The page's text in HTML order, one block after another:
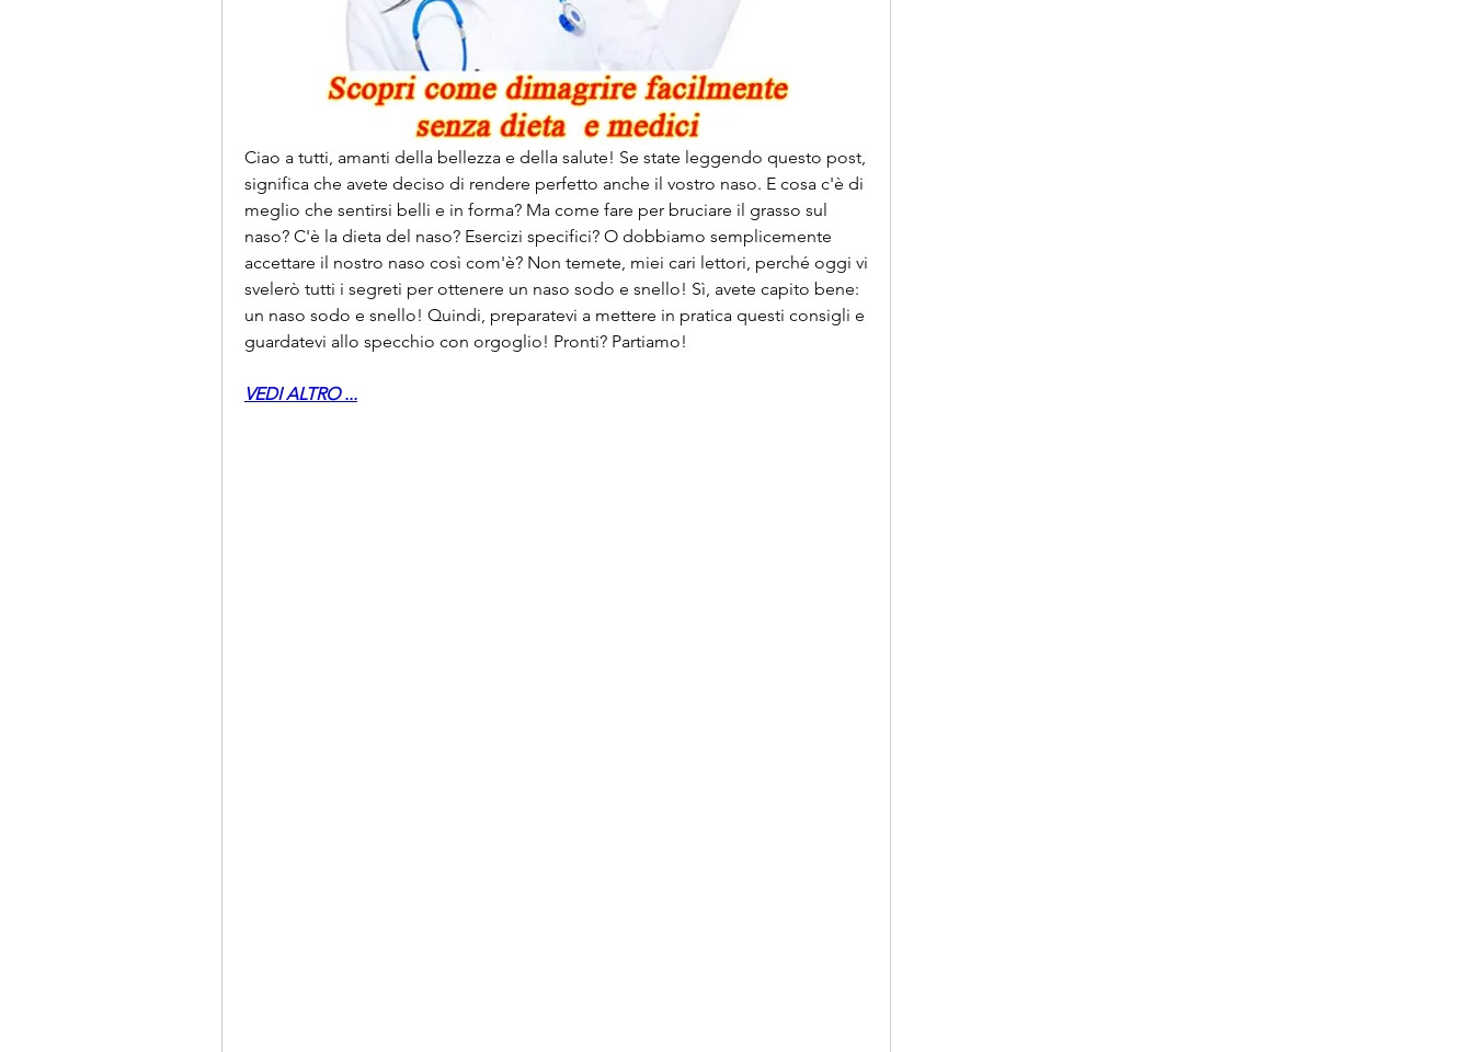
Ciao a tutti, amanti della bellezza e della salute! Se state leggendo questo post,
significa che avete deciso di rendere perfetto anche il vostro naso. E cosa c'è di
meglio che sentirsi belli e in forma? Ma come fare per bruciare il grasso sul
naso? C'è la dieta del naso? Esercizi specifici? O dobbiamo semplicemente
accettare il nostro naso così com'è? Non temete, miei cari lettori, perché oggi vi
svelerò tutti i segreti per ottenere un naso sodo e snello! Sì, avete capito bene:
un naso sodo e snello! Quindi, preparatevi a mettere in pratica questi consigli e
guardatevi allo specchio con orgoglio! Pronti? Partiamo!
VEDI ALTRO ...